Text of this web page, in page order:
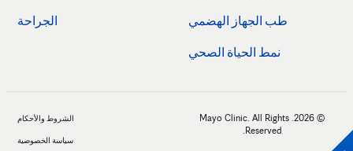
طب الجهاز الهضمي
نمط الحياة الصحي
الجراحة
الشروط والأحكام
سياسة الخصوصية
© 2026. Mayo Clinic. All Rights
Reserved.